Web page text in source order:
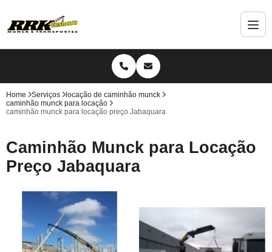
Home Serviços
locação de caminhão munck
caminhão munck para locação
caminhão munck para locação preço Jabaquara
Caminhão Munck para Locação
Preço Jabaquara